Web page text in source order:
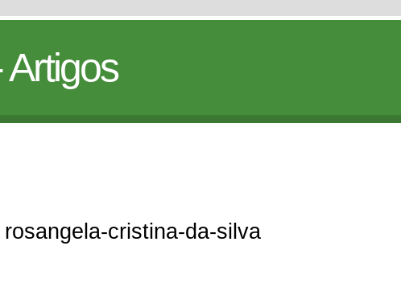
cristina-da-silva